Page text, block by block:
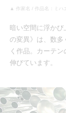
▲ 作家名 / 作品名：ミハ
暗い空間に浮か
の変異》は、数多
く作品。カーテ
伸びています。